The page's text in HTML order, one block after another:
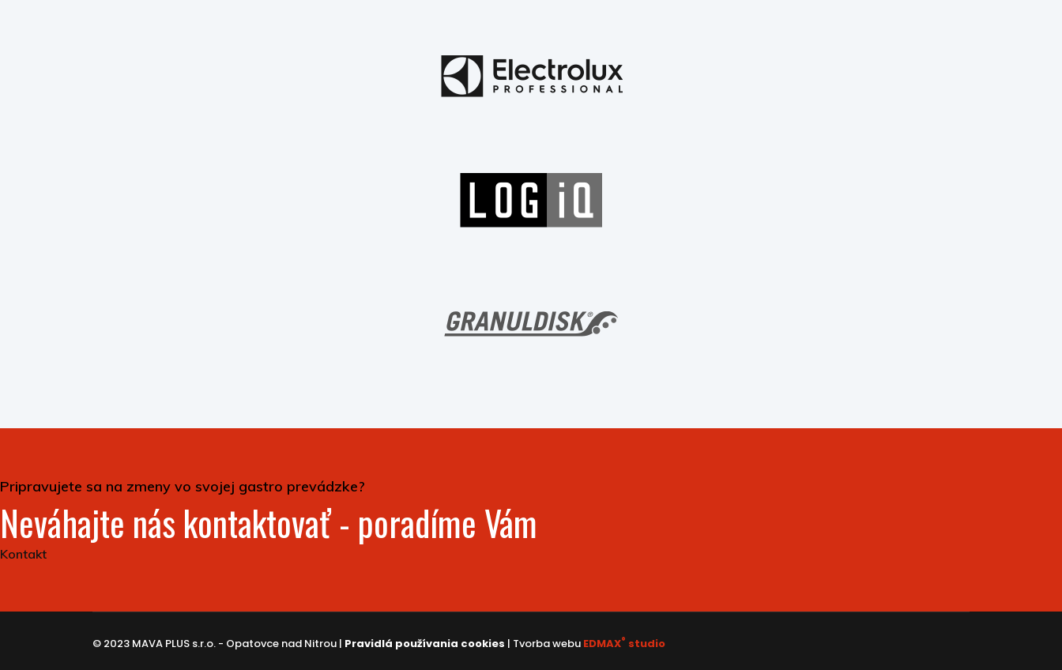
Pripravujete sa na zmeny vo svojej gastro prevádzke?
Neváhajte nás kontaktovať - poradíme Vám
Kontakt
© 2023 MAVA PLUS s.r.o. - Opatovce nad Nitrou | Pravidlá používania cookies | Tvorba webu EDMAX® studio